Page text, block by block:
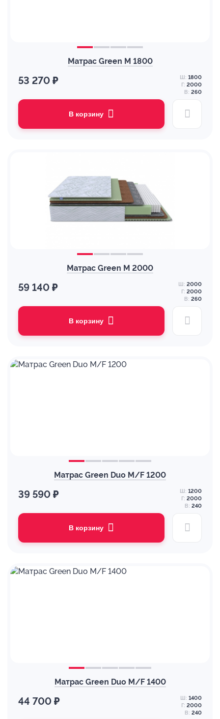
Матрас Green M 1800
53 270 ₽ Ш: 1800
Г: 2000
В: 260
В корзину
Матрас Green M 2000
59 140 ₽ Ш: 2000
Г: 2000
В: 260
В корзину
Матрас Green Duo M/F 1200
39 590 ₽ Ш: 1200
Г: 2000
В: 240
В корзину
Матрас Green Duo M/F 1400
44 700 ₽ Ш: 1400
Г: 2000
В: 240